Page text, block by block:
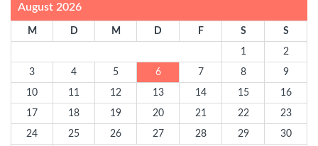
August 2026
M D M D F S S
1 2
3 4 5 6 7 8 9
10 11 12 13 14 15 16
17 18 19 20 21 22 23
24 25 26 27 28 29 30